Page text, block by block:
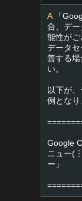
A「
合、デ
能性がご
データ
善する場
い。
以下が
例となり
Google
ニュー
ー」